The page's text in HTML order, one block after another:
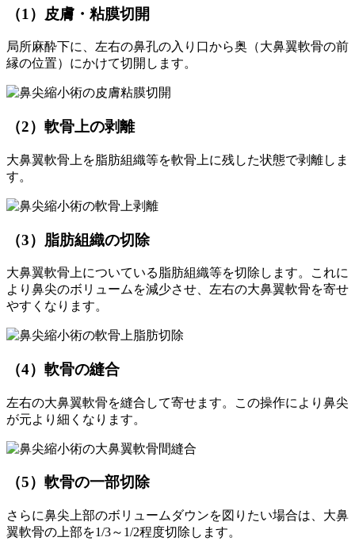
（1）皮膚・粘膜切開
局所麻酔下に、左右の鼻孔の入り口から奥（大鼻翼軟骨の前
縁の位置）にかけて切開します。
（2）軟骨上の剥離
大鼻翼軟骨上を脂肪組織等を軟骨上に残した状態で剥離しま
す。
（3）脂肪組織の切除
大鼻翼軟骨上についている脂肪組織等を切除します。これに
より鼻尖のボリュームを減少させ、左右の大鼻翼軟骨を寄せ
やすくなります。
（4）軟骨の縫合
左右の大鼻翼軟骨を縫合して寄せます。この操作により鼻尖
が元より細くなります。
（5）軟骨の一部切除
さらに鼻尖上部のボリュームダウンを図りたい場合は、大鼻
翼軟骨の上部を1/3～1/2程度切除します。